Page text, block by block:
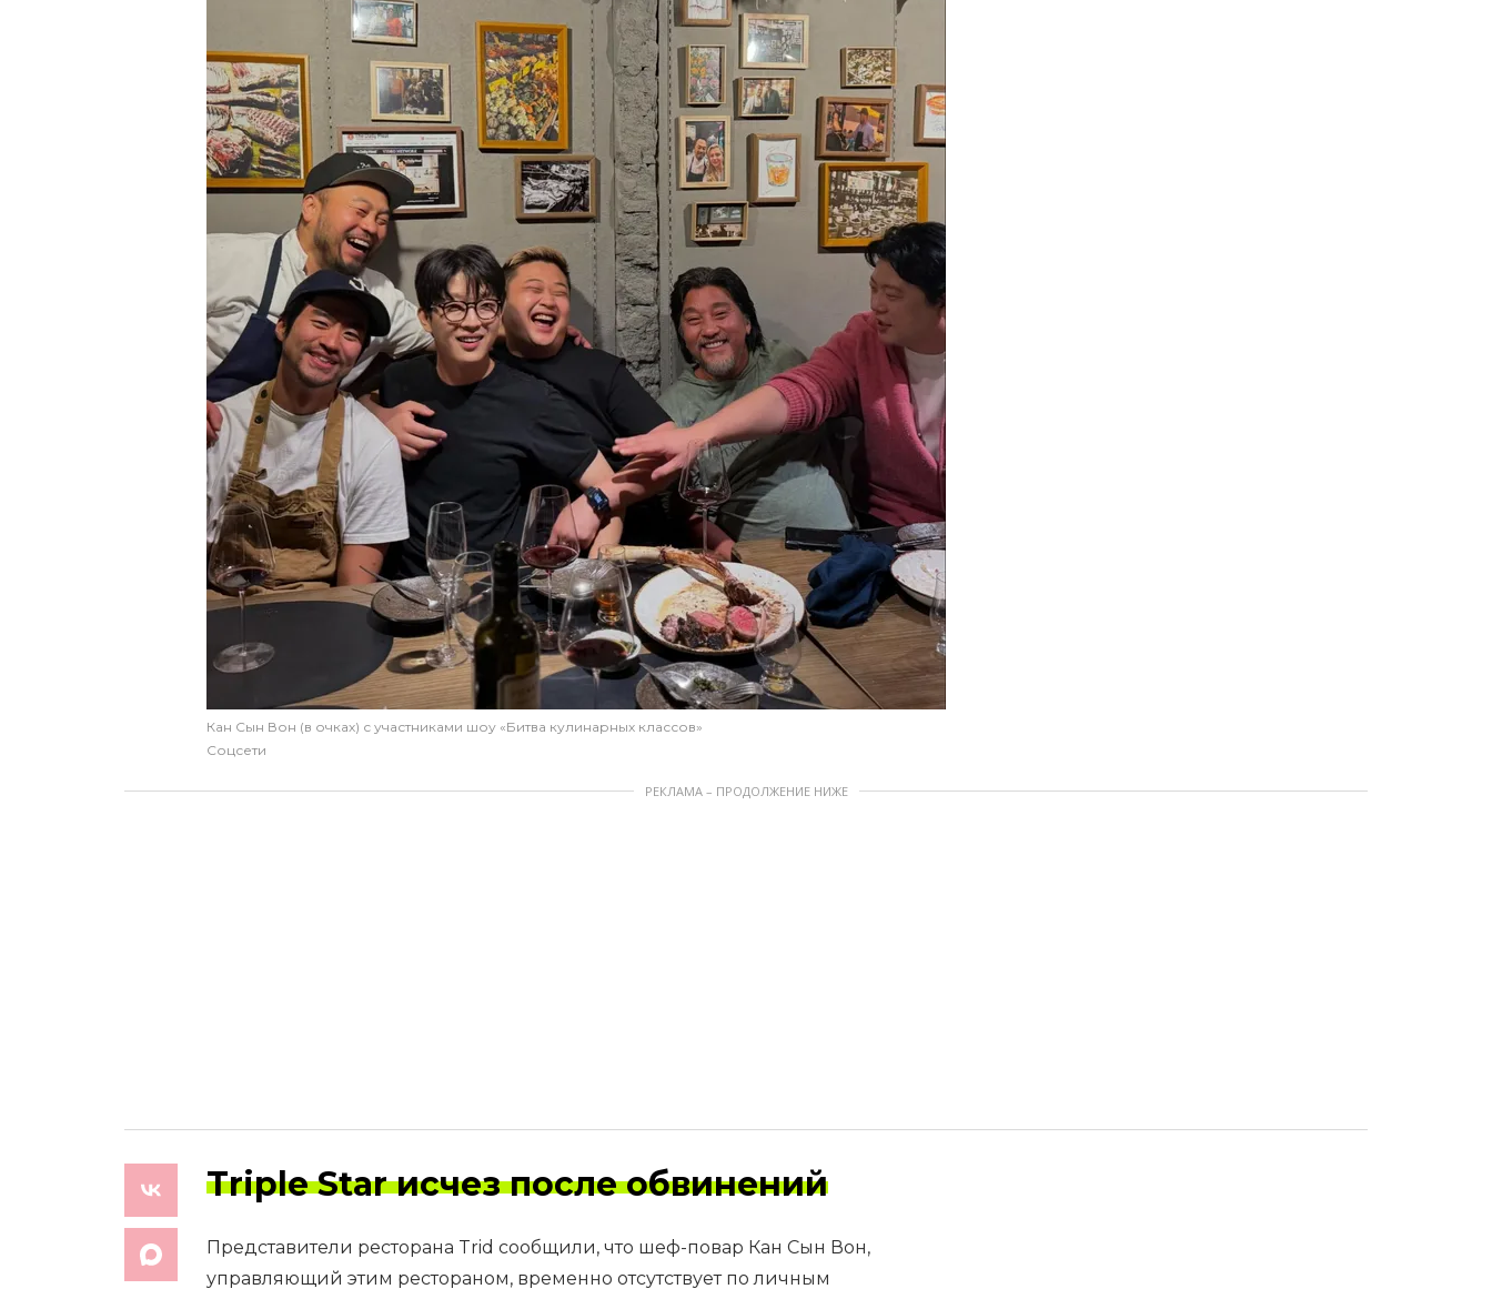
Кан Сын Вон (в очках) с участниками шоу «Битва кулинарных классов»
Соцсети
РЕКЛАМА – ПРОДОЛЖЕНИЕ НИЖЕ
Triple Star исчез после обвинений
Представители ресторана Trid сообщили, что шеф-повар Кан Сын Вон,
управляющий этим рестораном, временно отсутствует по личным